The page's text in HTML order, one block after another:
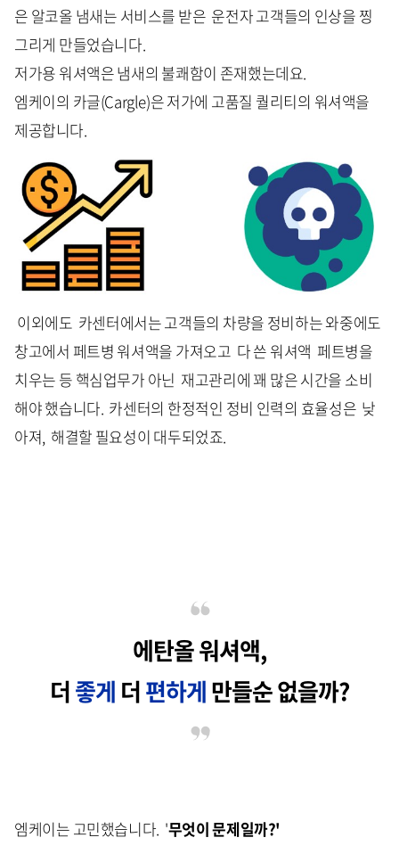
은 알코올 냄새는 서비스를 받은 운전자 고객들의 인상을 찡
그리게 만들었습니다.
저가용 워셔액은 냄새의 불쾌함이 존재했는데요.
엠케이의 카글(Cargle)은 저가에 고품질 퀄리티의 워셔액을
제공합니다.
이외에도 카센터에서는 고객들의 차량을 정비하는 와중에도
창고에서 페트병 워셔액을 가져오고 다 쓴 워셔액 페트병을
치우는 등 핵심업무가 아닌 재고관리에 꽤 많은 시간을 소비
해야 했습니다. 카센터의 한정적인 정비 인력의 효율성은 낮
아져, 해결할 필요성이 대두되었죠.
에탄올 워셔액,
더좋게 더편하게만들순 없을까?
엠케이는 고민했습니다. '무엇이 문제일까?'